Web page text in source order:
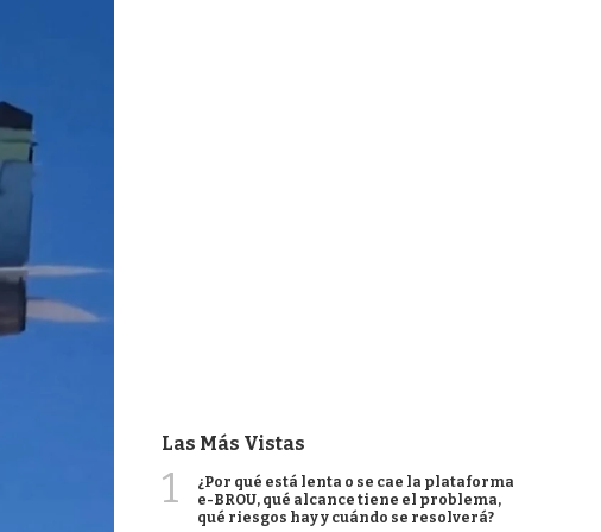
Las Más Vistas
1
¿Por qué está lenta o se cae la plataforma
e-BROU, qué alcance tiene el problema,
qué riesgos hay y cuándo se resolverá?